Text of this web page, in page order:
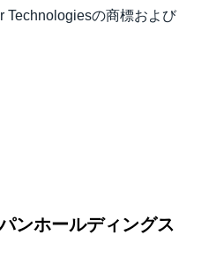
Technologiesの商標および
ンホールディングス